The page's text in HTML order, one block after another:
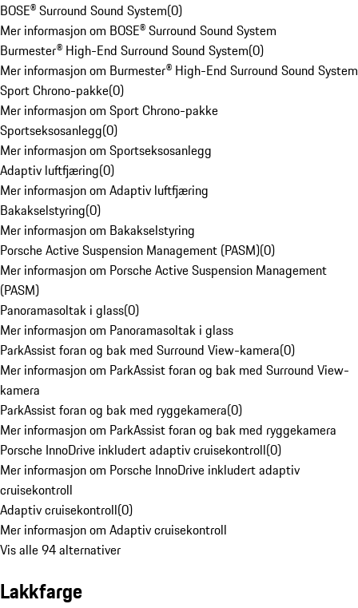
BOSE® Surround Sound System(0)
Mer informasjon om BOSE® Surround Sound System
Burmester® High-End Surround Sound System(0)
Mer informasjon om Burmester® High-End Surround Sound System
Sport Chrono-pakke(0)
Mer informasjon om Sport Chrono-pakke
Sportseksosanlegg(0)
Mer informasjon om Sportseksosanlegg
Adaptiv luftfjæring(0)
Mer informasjon om Adaptiv luftfjæring
Bakakselstyring(0)
Mer informasjon om Bakakselstyring
Porsche Active Suspension Management (PASM)(0)
Mer informasjon om Porsche Active Suspension Management
(PASM)
Panoramasoltak i glass(0)
Mer informasjon om Panoramasoltak i glass
ParkAssist foran og bak med Surround View-kamera(0)
Mer informasjon om ParkAssist foran og bak med Surround View-
kamera
ParkAssist foran og bak med ryggekamera(0)
Mer informasjon om ParkAssist foran og bak med ryggekamera
Porsche InnoDrive inkludert adaptiv cruisekontroll(0)
Mer informasjon om Porsche InnoDrive inkludert adaptiv
cruisekontroll
Adaptiv cruisekontroll(0)
Mer informasjon om Adaptiv cruisekontroll
Vis alle 94 alternativer
Lakkfarge